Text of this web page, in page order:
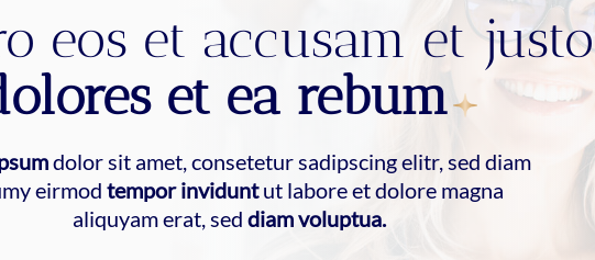
eos et accusam et justo
et ea rebum
dolor sit amet, consetetur sadipscing elitr, sed diam
eirmod tempor inviduntut labore et dolore magna
aliquyam erat, sed diam voluptua.